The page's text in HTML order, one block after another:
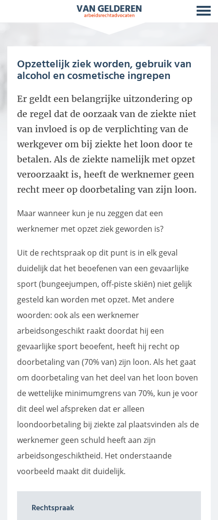
Opzettelijk ziek worden, gebruik van
alcohol en cosmetische ingrepen
Er geldt een belangrijke uitzondering op
de regel dat de oorzaak van de ziekte niet
van invloed is op de verplichting van de
werkgever om bij ziekte het loon door te
betalen. Als de ziekte namelijk met opzet
veroorzaakt is, heeft de werknemer geen
recht meer op doorbetaling van zijn loon.
Maar wanneer kun je nu zeggen dat een
werknemer met opzet ziek geworden is?
Uit de rechtspraak op dit punt is in elk geval
duidelijk dat het beoefenen van een gevaarlijke
sport (bungeejumpen, off-piste skiën) niet gelijk
gesteld kan worden met opzet. Met andere
woorden: ook als een werknemer
arbeidsongeschikt raakt doordat hij een
gevaarlijke sport beoefent, heeft hij recht op
doorbetaling van (70% van) zijn loon. Als het gaat
om doorbetaling van het deel van het loon boven
de wettelijke minimumgrens van 70%, kun je voor
dit deel wel afspreken dat er alleen
loondoorbetaling bij ziekte zal plaatsvinden als de
werknemer geen schuld heeft aan zijn
arbeidsongeschiktheid. Het onderstaande
voorbeeld maakt dit duidelijk.
Rechtspraak